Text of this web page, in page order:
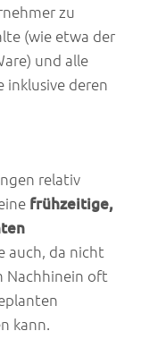
zu
(wie etwa der
und alle
inklusive deren
relativ
frühzeitige,
auch, da nicht
Nachhinein oft
kann.